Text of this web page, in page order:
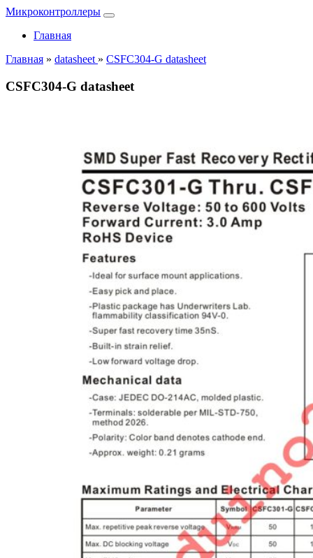
Микроконтроллеры
Главная
Главная » datasheet » CSFC304-G datasheet
CSFC304-G datasheet